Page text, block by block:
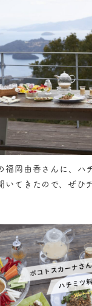
福岡由香さんに、ハ
いてきたので、ぜひ